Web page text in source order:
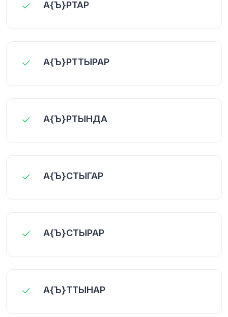
А{Ъ}РТАР
А{Ъ}РТТЫРАР
А{Ъ}РТЫНДА
А{Ъ}СТЫГАР
А{Ъ}СТЫРАР
А{Ъ}ТТЫНАР